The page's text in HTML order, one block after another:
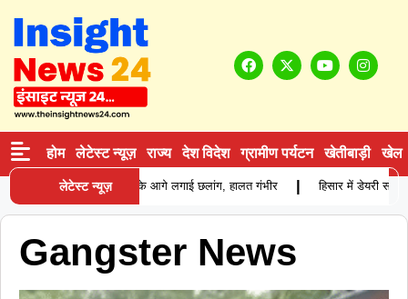
होम लेटेस्ट न्यूज़ राज्य देश विदेश ग्रामीण पर्यटन खेतीबाड़ी खेल
लेटेस्ट न्यूज़
से विवाद के बाद युवक ने ट्रक के आगे लगाई छलांग, हालत गंभीर हिसार में डेयरी
Gangster News